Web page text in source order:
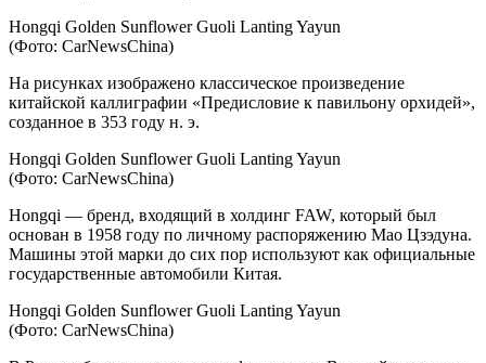
Hongqi Golden Sunflower Guoli Lanting Yayun
(Фото: CarNewsChina)
На рисунках изображено классическое произведение
китайской каллиграфии «Предисловие к павильону орхидей»,
созданное в 353 году н. э.
Hongqi Golden Sunflower Guoli Lanting Yayun
(Фото: CarNewsChina)
Hongqi — бренд, входящий в холдинг FAW, который был
основан в 1958 году по личному распоряжению Мао Цзэдуна.
Машины этой марки до сих пор используют как официальные
государственные автомобили Китая.
Hongqi Golden Sunflower Guoli Lanting Yayun
(Фото: CarNewsChina)